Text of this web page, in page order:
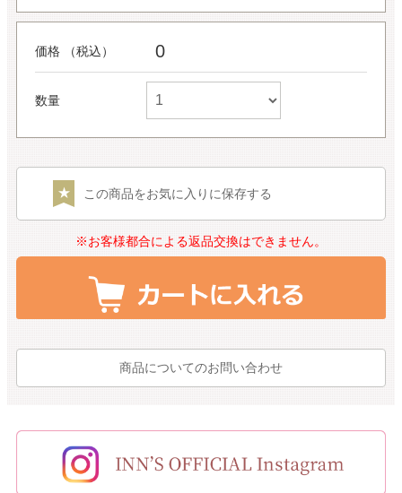
価格 （税込） 0
数量
この商品をお気に入りに保存する
※お客様都合による返品交換はできません。
商品についてのお問い合わせ